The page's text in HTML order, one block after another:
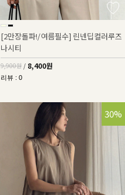
[2만장돌파!/여름필수] 린넨딥컬러루즈
나시티
9,900원 / 8,400원
리뷰 : 0
30%